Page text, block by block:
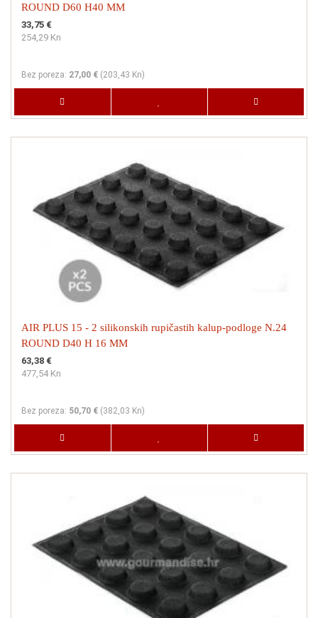
ROUND D60 H40 MM
33,75 €
254,29 Kn
Bez poreza: 27,00 € (203,43 Kn)
AIR PLUS 15 - 2 silikonskih rupičastih kalup-podloge N.24
ROUND D40 H 16 MM
63,38 €
477,54 Kn
Bez poreza: 50,70 € (382,03 Kn)